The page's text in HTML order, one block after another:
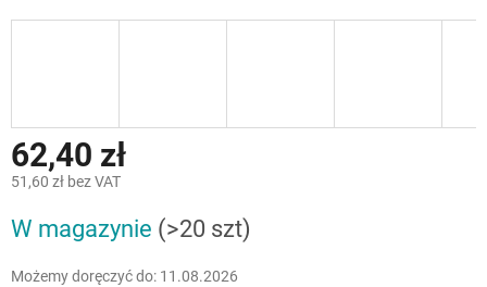
62,40 zł
51,60 zł bez VAT
jednostkowa:
W magazynie (>20 szt)
Możemy doręczyć do: 11.08.2026